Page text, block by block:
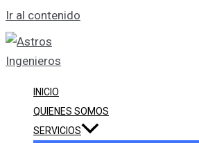
Ir al contenido
INICIO
QUIENES SOMOS
SERVICIOS